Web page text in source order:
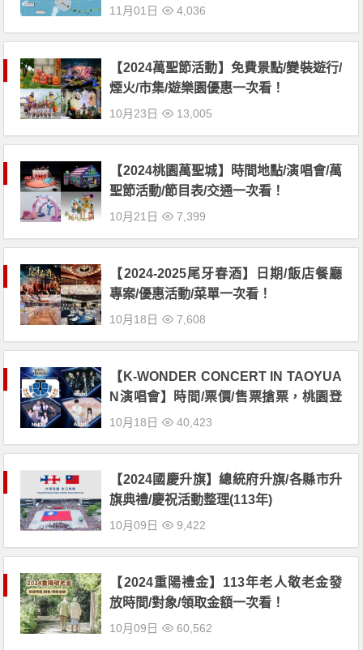
11月01日 4,036
【2024萬聖節活動】免費景點/變裝遊行/
煙火/市集/遊樂園優惠一次看！
10月23日 13,005
【2024桃園萬聖城】時間地點/演唱會/萬
聖節活動/節目表/交通一次看！
10月21日 7,399
【2024-2025尾牙春酒】日期/飯店餐廳
專案/優惠活動/菜單一次看！
10月18日 7,608
【K-WONDER CONCERT IN TAOYUA
N演唱會】時間/票價/售票搶票，桃園登
場！
10月18日 40,423
【2024國慶升旗】總統府升旗/各縣市升
旗典禮/慶祝活動整理(113年)
10月09日 9,422
【2024重陽禮金】113年老人敬老金發
放時間/對象/領取金額一次看！
10月09日 60,562